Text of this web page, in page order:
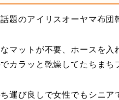
題のアイリスオーヤマ布団
マットが不要、ホースを入
カラッと乾燥してたちまち
運び良しで女性でもシニア